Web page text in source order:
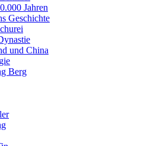
Jahren
Geschichte
und China
Berg